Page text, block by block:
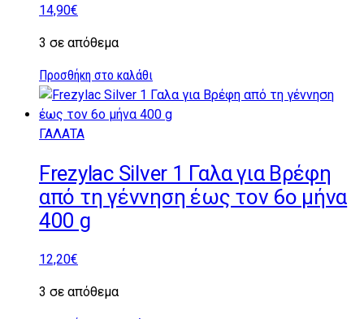
14,90€
3 σε απόθεμα
Προσθήκη στο καλάθι
ΓΑΛΑΤΑ
Frezylac Silver 1 Γαλα για Βρέφη
από τη γέννηση έως τον 6ο μήνα
400 g
12,20€
3 σε απόθεμα